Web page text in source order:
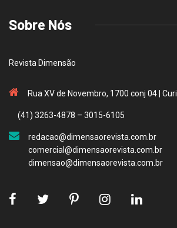
Sobre Nós
Revista Dimensão
Rua XV de Novembro, 1700 conj 04 |
(41) 3263-4878 – 3015-6105
redacao@dimensaorevista.com.br
comercial@dimensaorevista.com.br
dimensao@dimensaorevista.com.br